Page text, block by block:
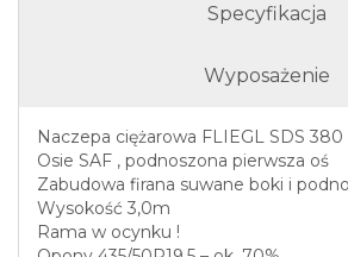
Specyfikacja
Wyposażenie
Naczepa ciężarowa FLIEGL SDS 380
Osie SAF , podnoszona pierwsza oś
Zabudowa firana suwane boki i
Wysokość 3,0m
Rama w ocynku !